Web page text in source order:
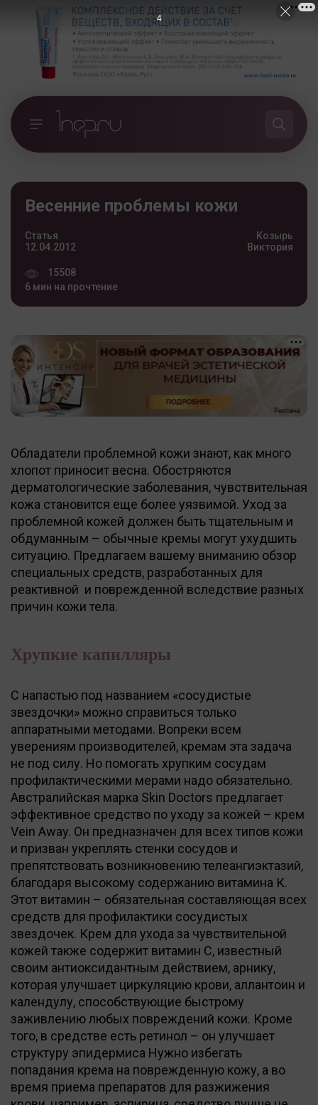
Весенние проблемы кожи
Статья
12.04.2012
15508
6 мин на прочтение
Козырь
Виктория
Обладатели проблемной кожи знают, как много
хлопот приносит весна. Обостряются
дерматологические заболевания, чувствительная
кожа становится еще более уязвимой. Уход за
проблемной кожей должен быть тщательным и
обдуманным – обычные кремы могут ухудшить
ситуацию. Предлагаем вашему вниманию обзор
специальных средств, разработанных для
реактивной и поврежденной вследствие разных
причин кожи тела.
Хрупкие капилляры
С напастью под названием «сосудистые
звездочки» можно справиться только
аппаратными методами. Вопреки всем
уверениям производителей, кремам эта задача
не под силу. Но помогать хрупким сосудам
профилактическими мерами надо обязательно.
Австралийская марка Skin Doctors предлагает
эффективное средство по уходу за кожей – крем
Vein Away. Он предназначен для всех типов кожи
и призван укреплять стенки сосудов и
препятствовать возникновению телеангиэктазий,
благодаря высокому содержанию витамина К.
Этот витамин – обязательная составляющая всех
средств для профилактики сосудистых
звездочек. Крем для ухода за чувствительной
кожей также содержит витамин С, известный
своим антиоксидантным действием, арнику,
которая улучшает циркуляцию крови, аллантоин и
календулу, способствующие быстрому
заживлению любых повреждений кожи. Кроме
того, в средстве есть ретинол – он улучшает
структуру эпидермиса Нужно избегать
попадания крема на поврежденную кожу, а во
время приема препаратов для разжижения
3